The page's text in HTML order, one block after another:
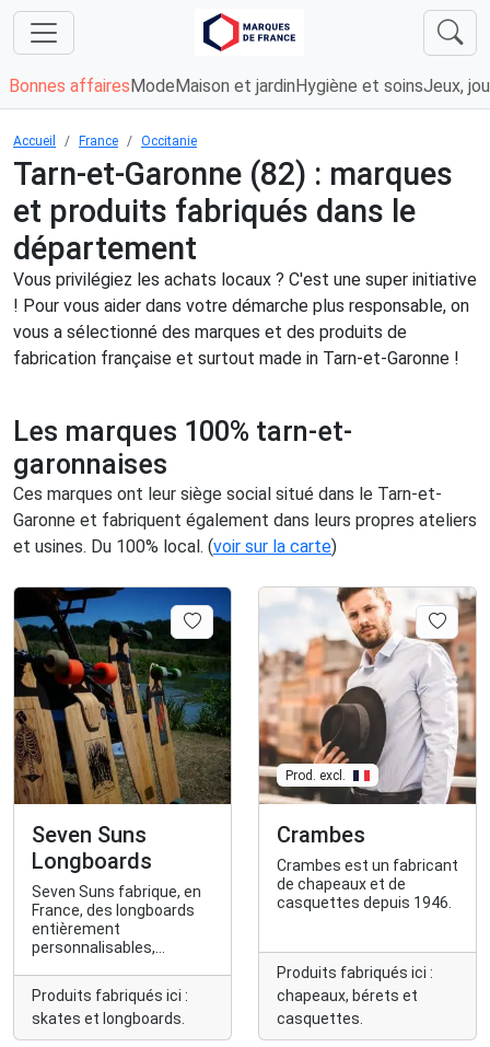
Bonnes affaires Mode Maison et jardin Hygiène et soinsJeux,
Accueil France Occitanie
Tarn-et-Garonne (82) : marques
et produits fabriqués dans le
département
Vous privilégiez les achats locaux ? C'est une super initiative
! Pour vous aider dans votre démarche plus responsable, on
vous a sélectionné des marques et des produits de
fabrication française et surtout made in Tarn-et-Garonne !
Les marques 100% tarn-et-
garonnaises
Ces marques ont leur siège social situé dans le Tarn-et-
Garonne et fabriquent également dans leurs propres ateliers
et usines. Du 100% local. (voir sur la carte)
Seven Suns
Longboards
Seven Suns fabrique, en
France, des longboards
entièrement
personnalisables,
Produits fabriqués ici :
skates et longboards.
Prod. excl.
Crambes
Crambes est un fabricant
de chapeaux et de
casquettes depuis 1946.
Produits fabriqués ici :
chapeaux, bérets et
casquettes.